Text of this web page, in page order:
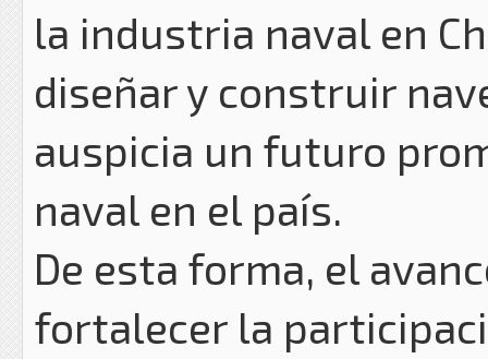
la industria naval en
diseñar y construir
auspicia un futuro
naval en el país.
De esta forma, el
fortalecer la